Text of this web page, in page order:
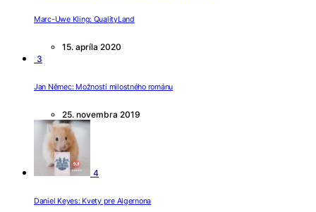
Marc-Uwe Kling: QualityLand
15. apríla 2020
3
Jan Němec: Možnosti milostného románu
25. novembra 2019
4
Daniel Keyes: Kvety pre Algernona